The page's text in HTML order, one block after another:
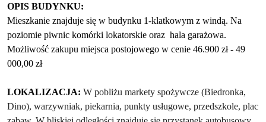
OPIS BUDYNKU:
Mieszkanie znajduje się w budynku 1-klatkowym z windą. Na
poziomie piwnic komórki lokatorskie oraz hala garażowa.
Możliwość zakupu miejsca postojowego w cenie 46.900 zł - 49
000,00 zł
LOKALIZACJA: W pobliżu markety spożywcze (Biedronka,
Dino), warzywniak, piekarnia, punkty usługowe, przedszkole, plac